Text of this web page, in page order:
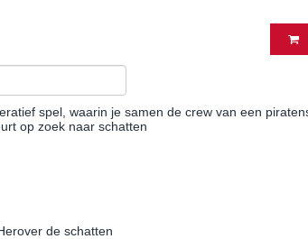
spel, waarin je samen de crew van een
op zoek naar schatten
de schatten